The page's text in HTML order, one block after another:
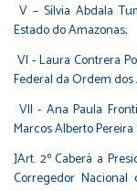
V – Sílvia Abdala
Estado do Amazonas;
VI - Laura Contrera
Federal da Ordem
VII - Ana Paula
Marcos Alberto
]Art. 2º Caberá a
Corregedor Nacional